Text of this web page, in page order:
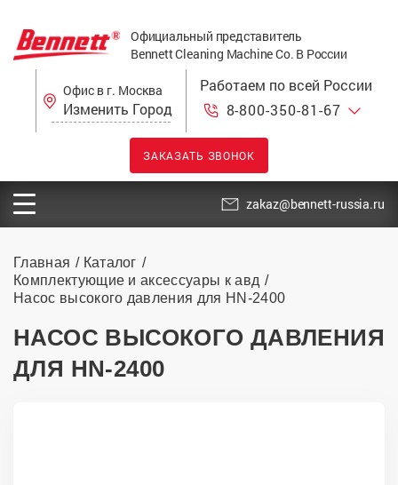
Официальный представитель
Bennett Cleaning Machine Co. В России
Офис в г. Москва
Изменить Город
Работаем по всей России
8-800-350-81-67
ЗАКАЗАТЬ ЗВОНОК
zakaz@bennett-russia.ru
Главная
Каталог
Комплектующие и аксессуары к авд
Насос высокого давления для HN-2400
НАСОС ВЫСОКОГО ДАВЛЕНИЯ
ДЛЯ HN-2400